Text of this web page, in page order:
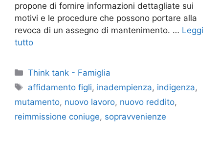
propone di fornire informazioni dettagliate sui
motivi e le procedure che possono portare alla
revoca di un assegno di mantenimento. … Leggi
tutto
Categorie
Think tank - Famiglia
Tag
affidamento figli, inadempienza, indigenza,
mutamento, nuovo lavoro, nuovo reddito,
reimmissione coniuge, sopravvenienze